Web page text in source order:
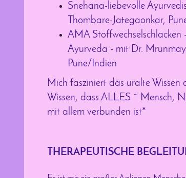
Snehana-liebevolle
Thombare-Jategaonkar,
AMA Stoffwechselschlacken
Ayurveda - mit Dr.
Pune/Indien
Mich fasziniert das uralte Wissen
Wissen, dass ALLES ~ Mensch,
mit allem verbunden ist*
THERAPEUTISCHE